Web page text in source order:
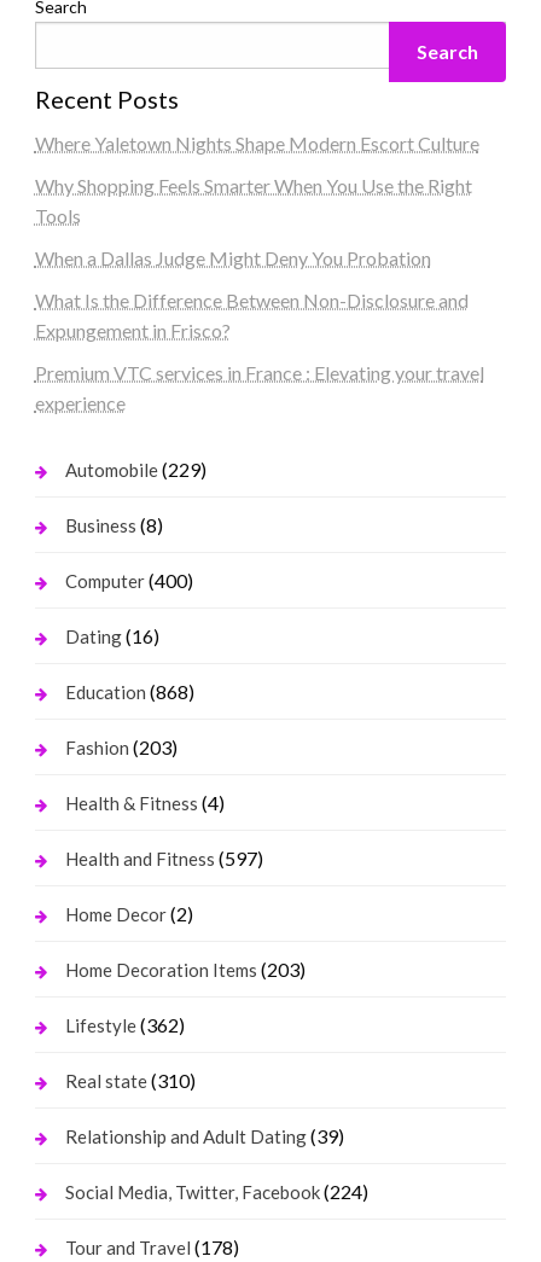
Search
Search
Recent Posts
Where Yaletown Nights Shape Modern Escort Culture
Why Shopping Feels Smarter When You Use the Right
Tools
When a Dallas Judge Might Deny You Probation
What Is the Difference Between Non-Disclosure and
Expungement in Frisco?
Premium VTC services in France : Elevating your travel
experience
Automobile(229)
Business (8)
Computer(400)
Dating(16)
Education (868)
Fashion (203)
Health & Fitness (4)
Health and Fitness (597)
Home Decor(2)
Home Decoration Items (203)
Lifestyle(362)
Real state(310)
Relationship and Adult Dating(39)
Social Media, Twitter, Facebook(224)
Tour and Travel (178)